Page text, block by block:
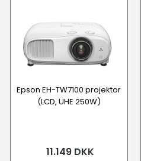
Epson EH-TW7100 projektor
(LCD, UHE 250W)
11.149 DKK